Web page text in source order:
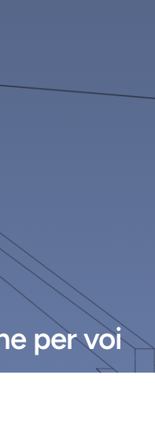
per voi